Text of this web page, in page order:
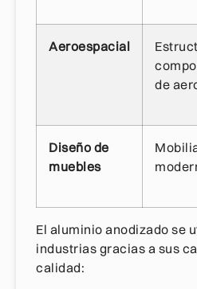
Aeroespacial
de
Diseño de
muebles
El aluminio anodizado se
industrias gracias a sus
calidad: